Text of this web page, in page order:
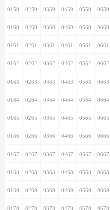
0159 0259 0359 0459 0559 0659
0160 0260 0360 0460 0560 0660
0161 0261 0361 0461 0561 0661
0162 0262 0362 0462 0562 0662
0163 0263 0363 0463 0563 0663
0164 0264 0364 0464 0564 0664
0165 0265 0365 0465 0565 0665
0166 0266 0366 0466 0566 0666
0167 0267 0367 0467 0567 0667
0168 0268 0368 0468 0568 0668
0169 0269 0369 0469 0569 0669
0170 0270 0370 0470 0570 0670